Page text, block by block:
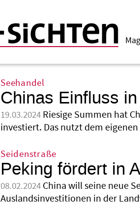
Seehandel
Chinas Einfluss
19.03.2024 Riesige Summen hat
investiert. Das nutzt dem
Seidenstraße
Peking fördert in
08.02.2024 China will seine neue
Auslandsinvestitionen in der